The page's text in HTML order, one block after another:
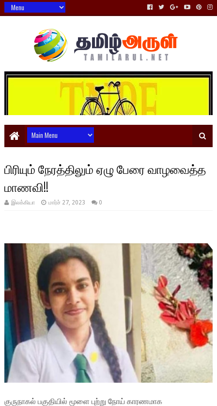
பிரியும் நேரத்திலும் ஏழு பேரை வாழவைத்த
மாணவி!!
இலக்கியா மார்ச் 27, 2023 0
குருநாகல் பகுதியில் மூளை புற்று நோய் காரணமாக